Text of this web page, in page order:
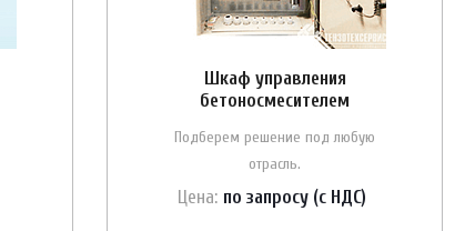
Шкаф управления
бетоносмесителем
Подберем решение под любую
отрасль.
Цена: по запросу (с НДС)